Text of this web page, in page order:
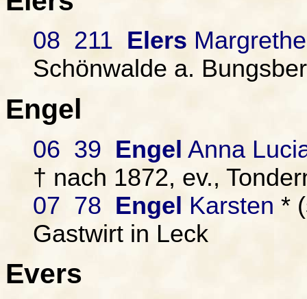
08 211 Elers Margrethe
Schönwalde a.
Engel
06 39 Engel Anna
† nach 1872, ev.,
07 78 Engel Karsten *
Gastwirt in Leck
Evers